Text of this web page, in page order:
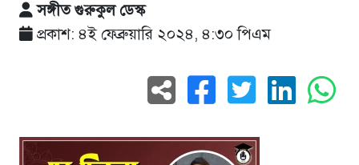
সঙ্গীত গুরুকুল ডেস্ক
প্রকাশ: ৪ই ফেব্রুয়ারি ২০২৪, ৪:৩০ পিএম